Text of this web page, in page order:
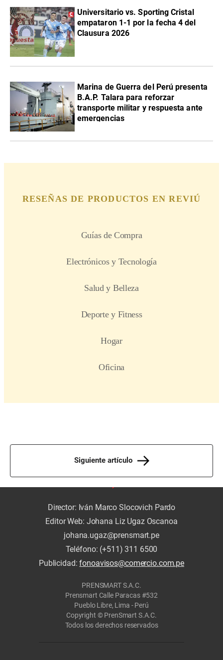
Universitario vs. Sporting Cristal
empataron 1-1 por la fecha 4 del
Clausura 2026
Marina de Guerra del Perú presenta
B.A.P. Talara para reforzar
transporte militar y respuesta ante
emergencias
Siguiente artículo
Director: Iván Marco Slocovich Pardo
Editor Web: Johana Liz Ugaz Oscanoa
johana.ugaz@prensmart.pe
Teléfono: (+511) 311 6500
Publicidad:fonoavisos@comercio.com.pe
PRENSMART S.A.C.
Prensmart Calle Paracas #532
Pueblo Libre, Lima - Perú
Copyright © PrenSmart S.A.C.
Todos los derechos reservados